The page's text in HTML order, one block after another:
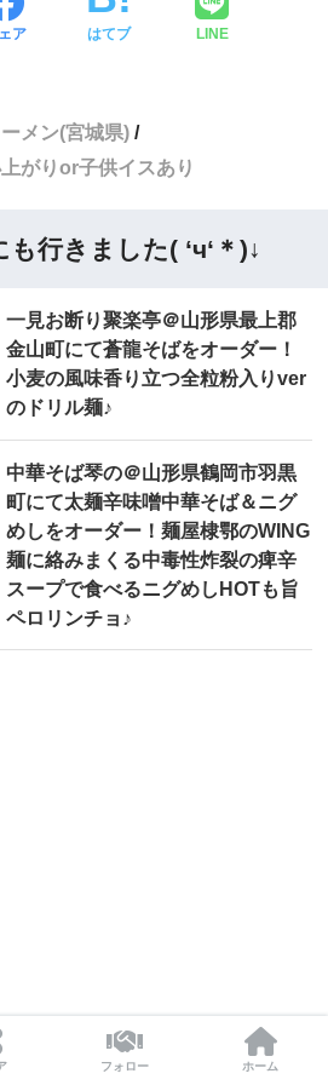
ア はてブ LINE
メン(宮城県)
がりor子供イスあり
行きました( ‘ч‘＊)↓
一見お断り聚楽亭＠山形県最上郡
金山町にて蒼龍そばをオーダー！
小麦の風味香り立つ全粒粉入りver
のドリル麺♪
中華そば 琴の＠山形県鶴岡市羽黒
町にて太麺辛味噌中華そば＆ニグ
めしをオーダー！麺屋棣鄂のWING
麺に絡みまくる中毒性炸裂の痺辛
スープで食べるニグめしHOTも旨
ペロリンチョ♪
フォロー ホーム